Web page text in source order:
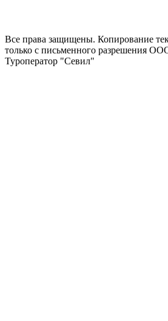
Все права защищены. Копирование
только с письменного разрешения
Туроператор "Севил"